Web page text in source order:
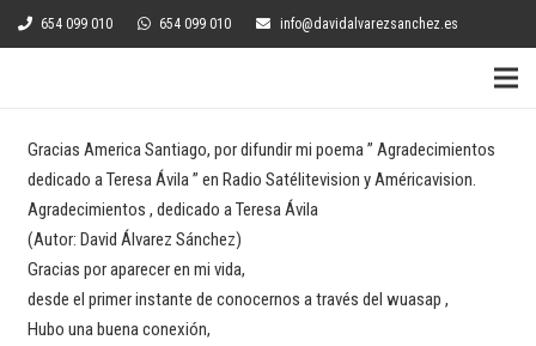
654 099 010 654 099 010 info@davidalvarezsanchez.es
Gracias America Santiago, por difundir mi poema ” Agradecimientos
dedicado a Teresa Ávila ” en Radio Satélitevision y Américavision.
Agradecimientos , dedicado a Teresa Ávila
(Autor: David Álvarez Sánchez)
Gracias por aparecer en mi vida,
desde el primer instante de conocernos a través del wuasap ,
Hubo una buena conexión,